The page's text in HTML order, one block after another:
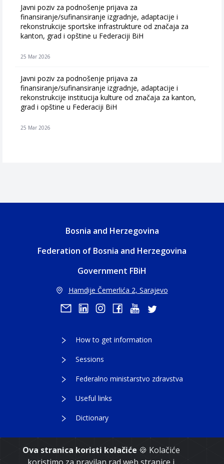
Ova stranica koristi kolačiće 🍪 Kolačiće
Javni poziv za podnošenje prijava za
finansiranje/sufinansiranje izgradnje, adaptacije i
rekonstrukcije sportske infrastrukture od značaja za
kanton, grad i opštine u Federaciji BiH
25 Mar 2026
Javni poziv za podnošenje prijava za
finansiranje/sufinansiranje izgradnje, adaptacije i
rekonstrukcije institucija kulture od značaja za kanton,
grad i opštine u Federaciji BiH
25 Mar 2026
Bosnia and Herzegovina
Federation of Bosnia and Herzegovina
Government FBiH
Hamdije Čemerlića 2, Sarajevo
How to get information
Sessions
Federalno ministarstvo zdravstva
Useful links
Dictionary